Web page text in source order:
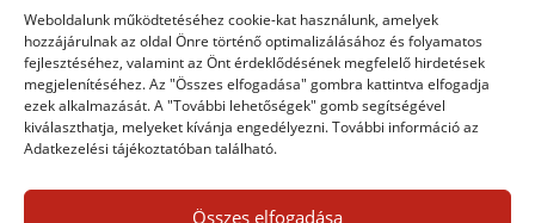
Weboldalunk működtetéséhez cookie-kat használunk, amelyek
hozzájárulnak az oldal Önre történő optimalizálásához és folyamatos
fejlesztéséhez, valamint az Önt érdeklődésének megfelelő hirdetések
megjelenítéséhez. Az "Összes elfogadása" gombra kattintva elfogadja
ezek alkalmazását. A "További lehetőségek" gomb segítségével
kiválaszthatja, melyeket kívánja engedélyezni. További információ az
Adatkezelési tájékoztatóban található.
Összes elfogadása
Levin Lightroom Mintakönyv naptár path
Photoshop Photoshop alapok Photoshop CC
Photoshop tippek Photoshop tippek, trükkök Postworkshop
PS pluginok Quickpage retusálás